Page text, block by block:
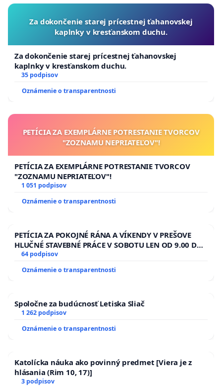
Za dokončenie starej prícestnej ťahanovskej
kaplnky v kresťanskom duchu.
Za dokončenie starej prícestnej ťahanovskej
kaplnky v kresťanskom duchu.
35 podpisov
Oznámenie o transparentnosti
PETÍCIA ZA EXEMPLÁRNE POTRESTANIE TVORCOV
"ZOZNAMU NEPRIATEĽOV"!
PETÍCIA ZA EXEMPLÁRNE POTRESTANIE TVORCOV
"ZOZNAMU NEPRIATEĽOV"!
1 051 podpisov
Oznámenie o transparentnosti
PETÍCIA ZA POKOJNÉ RÁNA A VÍKENDY V PREŠOVE
HLUČNÉ STAVEBNÉ PRÁCE V SOBOTU LEN OD 9.00 DO
13.00 HOD., CEZ PRACOVNÝ TÝŽDEŇ CIEĽ 8.00 – 18.00
ĎUMBIERSKEJ/MAGU
64 podpisov
Oznámenie o transparentnosti
Spoločne za budúcnosť Letiska Sliač
1 262 podpisov
Oznámenie o transparentnosti
Katolícka náuka ako povinný predmet [Viera je z
hlásania (Rim 10, 17)]
3 podpisov